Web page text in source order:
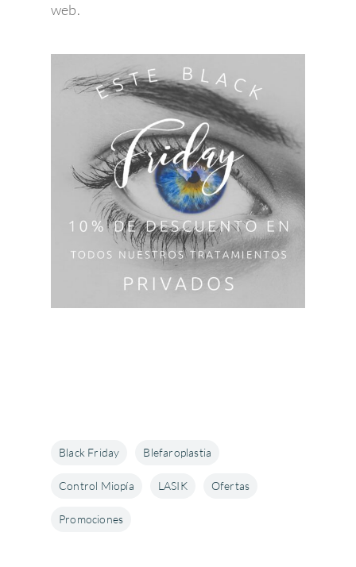
web.
Black Friday Blefaroplastia
Control Miopía LASIK Ofertas
Promociones